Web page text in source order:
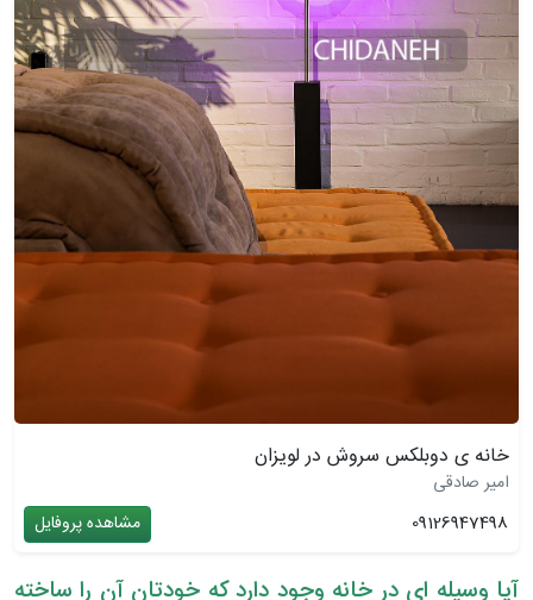
خانه ی دوبلکس سروش در لویزان
امیر صادقی
09126947498
مشاهده پروفایل
آیا وسیله ای در خانه وجود دارد که خودتان آن را ساخته